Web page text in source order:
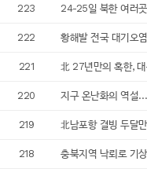
223 24-25일 북한 여러
222 황해발 전국 대기오
221 北 27년만의 혹한,
220 지구 온난화의 역설
219 北남포항 결빙 두달
218 충북지역 낙뢰로 기